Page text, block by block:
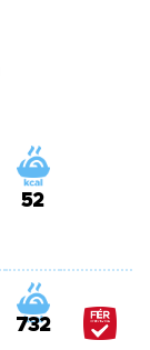
52
732